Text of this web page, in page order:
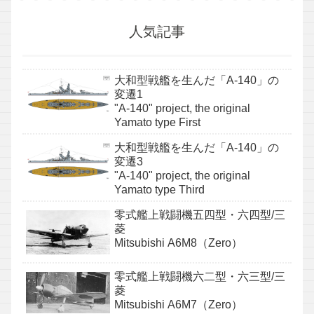
人気記事
大和型戦艦を生んだ「A-140」の
変遷1
"A-140" project, the original
Yamato type First
大和型戦艦を生んだ「A-140」の
変遷3
"A-140" project, the original
Yamato type Third
零式艦上戦闘機五四型・六四型/三
菱
Mitsubishi A6M8（Zero）
零式艦上戦闘機六二型・六三型/三
菱
Mitsubishi A6M7（Zero）